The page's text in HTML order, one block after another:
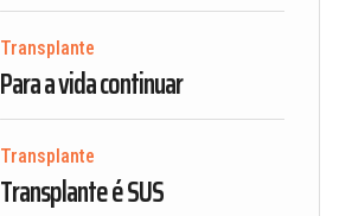
Transplante
Para a vida continuar
Transplante
Transplante é SUS